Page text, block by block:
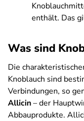
enthält. Das
Was sind
Die
Knoblauch sind
Verbindungen, so
Allicin– der
Abbauprodukte.